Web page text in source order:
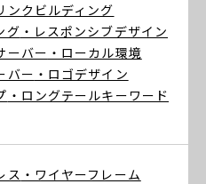
ンクビルディング
グ ・レスポンシブデザイン
ーバー ・ローカル環境
バー ・ロゴデザイン
・ロングテールキーワード
ス ・ワイヤーフレーム